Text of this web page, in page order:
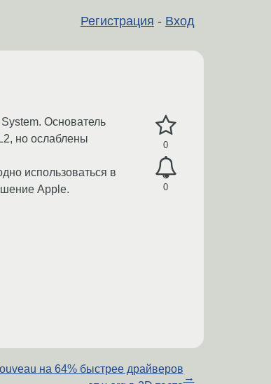
Регистрация - Вход
0
0
Основатель
но ослаблены
использоваться в
Apple.
на 64% быстрее драйверов
→